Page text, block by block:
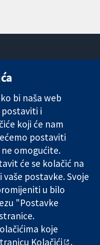
Novosti
medije
O nama
Poslovi
Cochrane
Library
(no. 1045921) and a
registered in
GB 718 2127 49.
bi naša web
i
koji će nam
postaviti
omogućite.
će se kolačić na
postavke. Svoje
u bilo
"Postavke
koje
Kolačići .